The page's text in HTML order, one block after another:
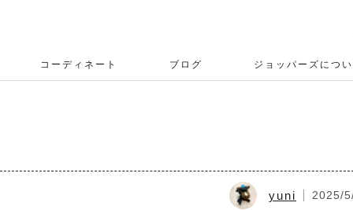
コーディネート ブログ ジョッパーズについ
yuni 2025/